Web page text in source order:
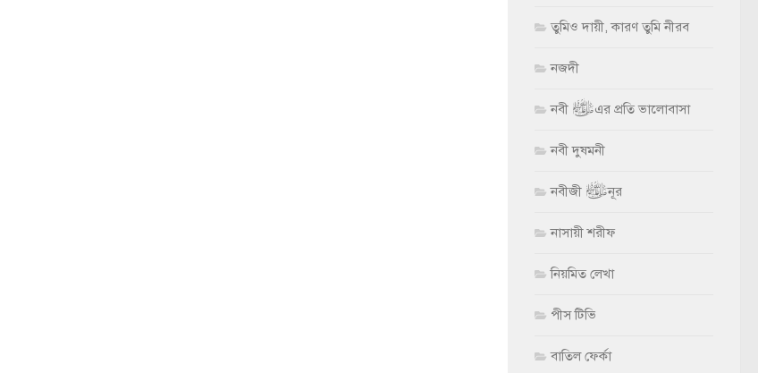
তুমিও দায়ী, কারণ তুমি নীরব
নজদী
নবী ﷺ এর প্রতি ভালোবাসা
নবী দুষমনী
নবীজী ﷺ নূর
নাসায়ী শরীফ
নিয়মিত লেখা
পীস টিভি
বাতিল ফের্কা